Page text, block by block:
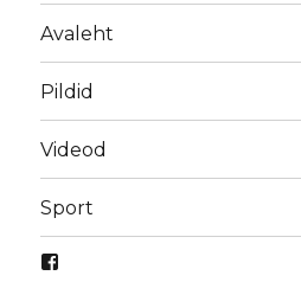
Avaleht
Pildid
Videod
Sport